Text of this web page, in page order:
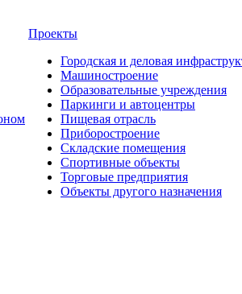
Проекты
Городская и деловая
Машиностроение
Образовательные учреждения
Паркинги и автоцентры
Пищевая отрасль
Приборостроение
Складские помещения
Спортивные объекты
Торговые предприятия
Объекты другого назначения